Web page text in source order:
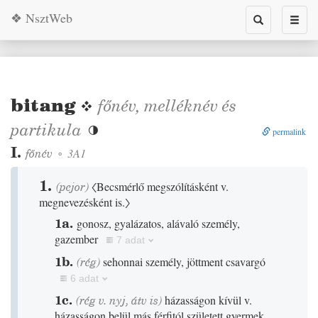
Toggle
search
❖ NsztWeb
bitang❖ főnév, melléknév és
partikula  permalink
I. főnév ◦ 3A1
1. (pejor)〈Becsmérlő megszólításként v.
megnevezésként is.〉
1a. gonosz, gyalázatos, alávaló személy,
gazember
7 adat
1b. (rég)sehonnai személy, jöttment csavargó
6 adat
1c. (régv. nyj, átv is)házasságon kívül v.